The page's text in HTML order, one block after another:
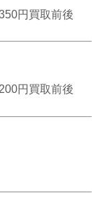
円買取前後
円買取前後